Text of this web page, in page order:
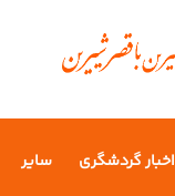
اخبار گردشگری سایر